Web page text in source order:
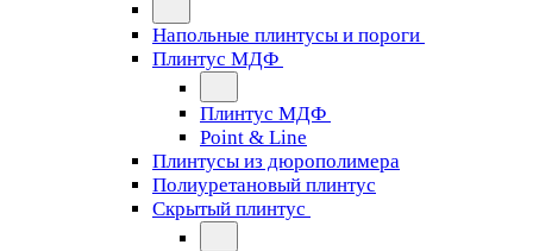
Напольные плинтусы и пороги
Плинтус МДФ
Плинтус МДФ
Point & Line
Плинтусы из дюрополимера
Полиуретановый плинтус
Скрытый плинтус